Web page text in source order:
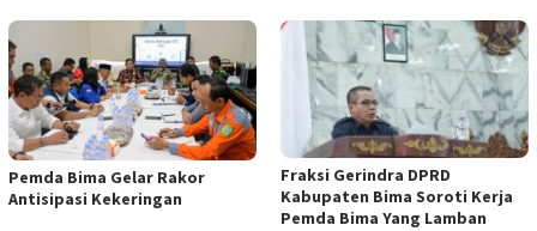
Pemda Bima Gelar Rakor
Antisipasi Kekeringan
Fraksi Gerindra DPRD
Kabupaten Bima Soroti Kerja
Pemda Bima Yang Lamban